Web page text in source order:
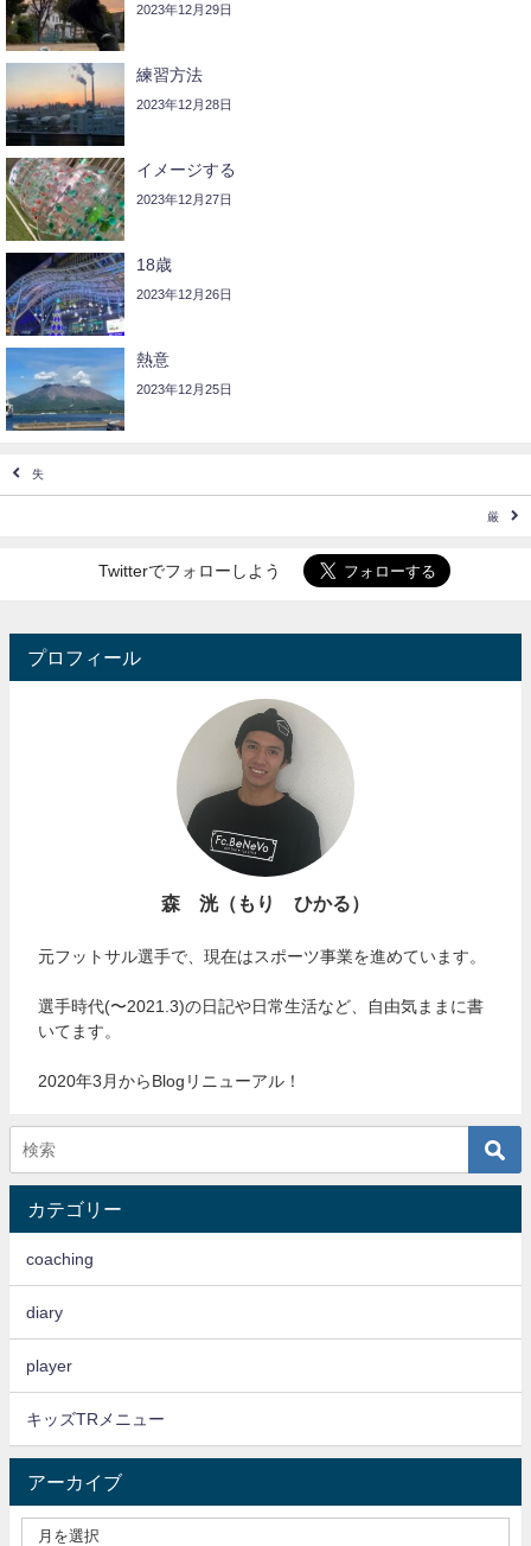
2023年12月29日
練習方法
2023年12月28日
イメージする
2023年12月27日
18歳
2023年12月26日
熱意
2023年12月25日
失
厳
Twitterでフォローしよう
プロフィール
森 洸（もり ひかる）
元フットサル選手で、現在はスポーツ事業を進めています。
選手時代(〜2021.3)の日記や日常生活など、自由気ままに書
いてます。
2020年3月からBlogリニューアル！
カテゴリー
coaching
diary
player
キッズTRメニュー
アーカイブ